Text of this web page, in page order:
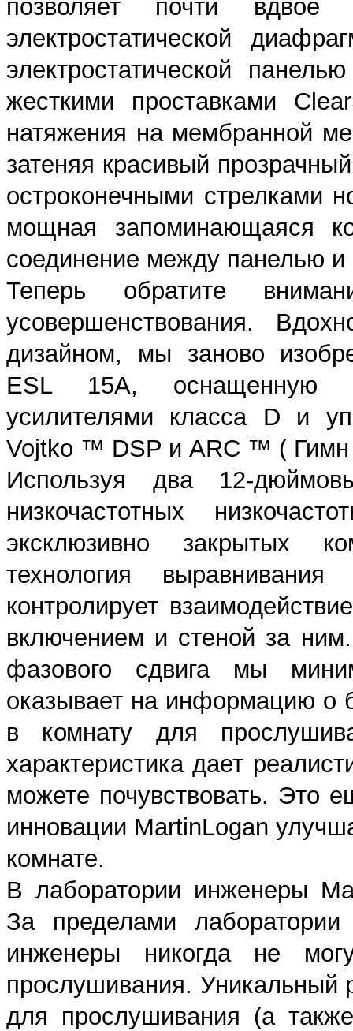
позволяет почти вдвое
электростатической
электростатической
жесткими проставками
натяжения на мембранной
затеняя красивый
остроконечными стрелками
мощная запоминающаяся
соединение между панелью
Теперь обратите
усовершенствования.
дизайном, мы заново
ESL 15A, оснащенную
усилителями класса D и
Vojtko ™ DSP и ARC ™ ( Гимн
Используя два 12-
низкочастотных
эксклюзивно закрытых
технология
контролирует
включением и стеной за
фазового сдвига мы
оказывает на информацию о
в комнату для
характеристика дает
можете почувствовать. Это
инновации MartinLogan
комнате.
В лаборатории инженеры
За пределами
инженеры никогда не
прослушивания. Уникальный
для прослушивания (а